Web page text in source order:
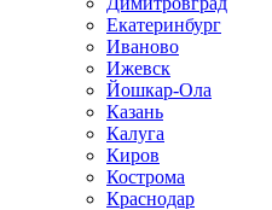
Екатеринбург
Иваново
Ижевск
Йошкар-Ола
Казань
Калуга
Киров
Кострома
Краснодар